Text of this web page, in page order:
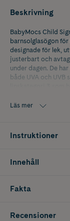
Beskrivning
BabyMocs Child
barnsolglasögon för
designade för lek,
justerbart och
under dagen. De
både UVA och UVB
Den böjbara
Levereras i ett
Läs mer
Instruktioner
Innehåll
Fakta
Recensioner